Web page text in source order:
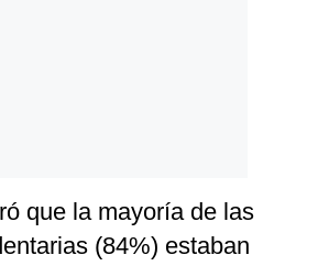
que la mayoría de las
(84%) estaban